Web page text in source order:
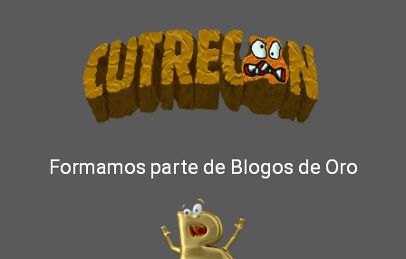
Formamos parte de Blogos de Oro